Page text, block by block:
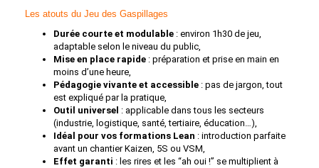
Les atouts du Jeu des Gaspillages
Durée courte et modulable : environ 1h30 de jeu,
adaptable selon le niveau du public,
Mise en place rapide : préparation et prise en main en
moins d’une heure,
Pédagogie vivante et accessible : pas de jargon, tout
est expliqué par la pratique,
Outil universel : applicable dans tous les secteurs
(industrie, logistique, santé, tertiaire, éducation…),
Idéal pour vos formations Lean : introduction parfaite
avant un chantier Kaizen, 5S ou VSM,
Effet garanti : les rires et les “ah oui !” se multiplient à